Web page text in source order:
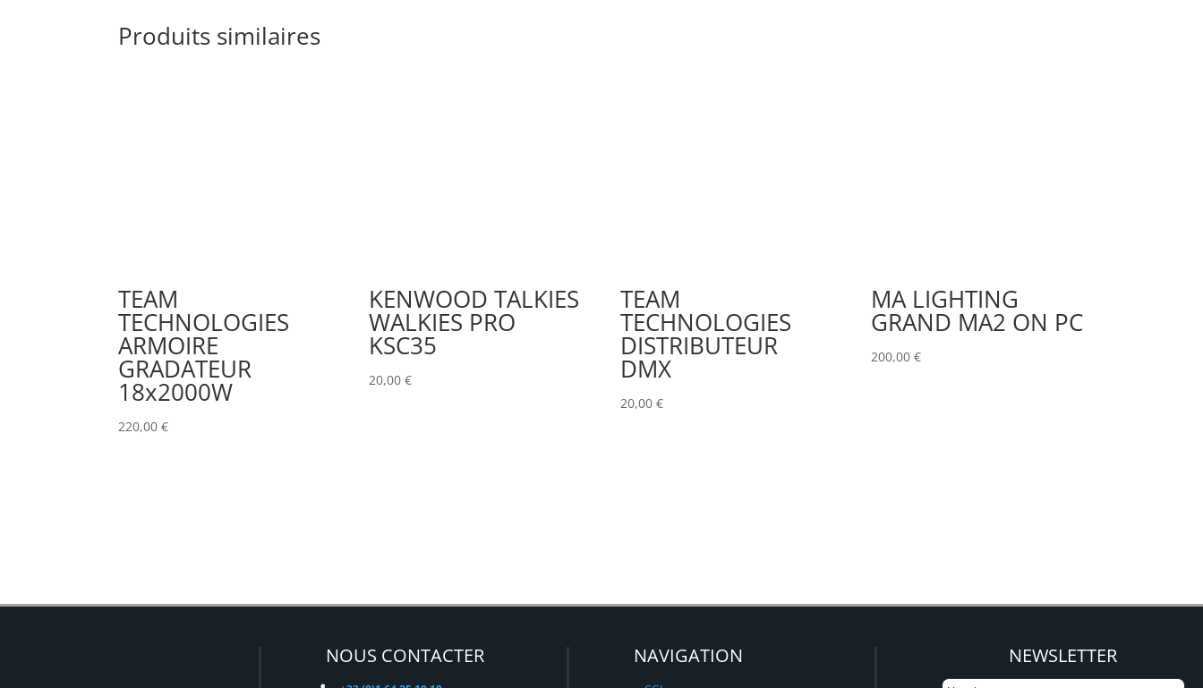
Produits similaires
TEAM
TECHNOLOGIES
ARMOIRE
GRADATEUR
18x2000W
220,00 €
KENWOOD TALKIES
WALKIES PRO
KSC35
20,00€
TEAM
TECHNOLOGIES
DISTRIBUTEUR
DMX
20,00 €
MA LIGHTING
GRAND MA2 ON PC
200,00 €
NOUS CONTACTER NAVIGATION NEWSLETTER